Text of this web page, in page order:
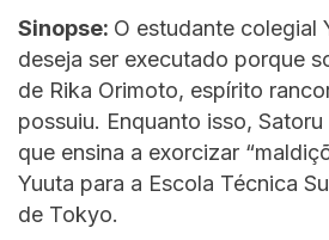
Sinopse: O estudante colegial
deseja ser executado porque
de Rika Orimoto, espírito
possuiu. Enquanto isso,
que ensina a exorcizar
Yuuta para a Escola Técnica
de Tokyo.